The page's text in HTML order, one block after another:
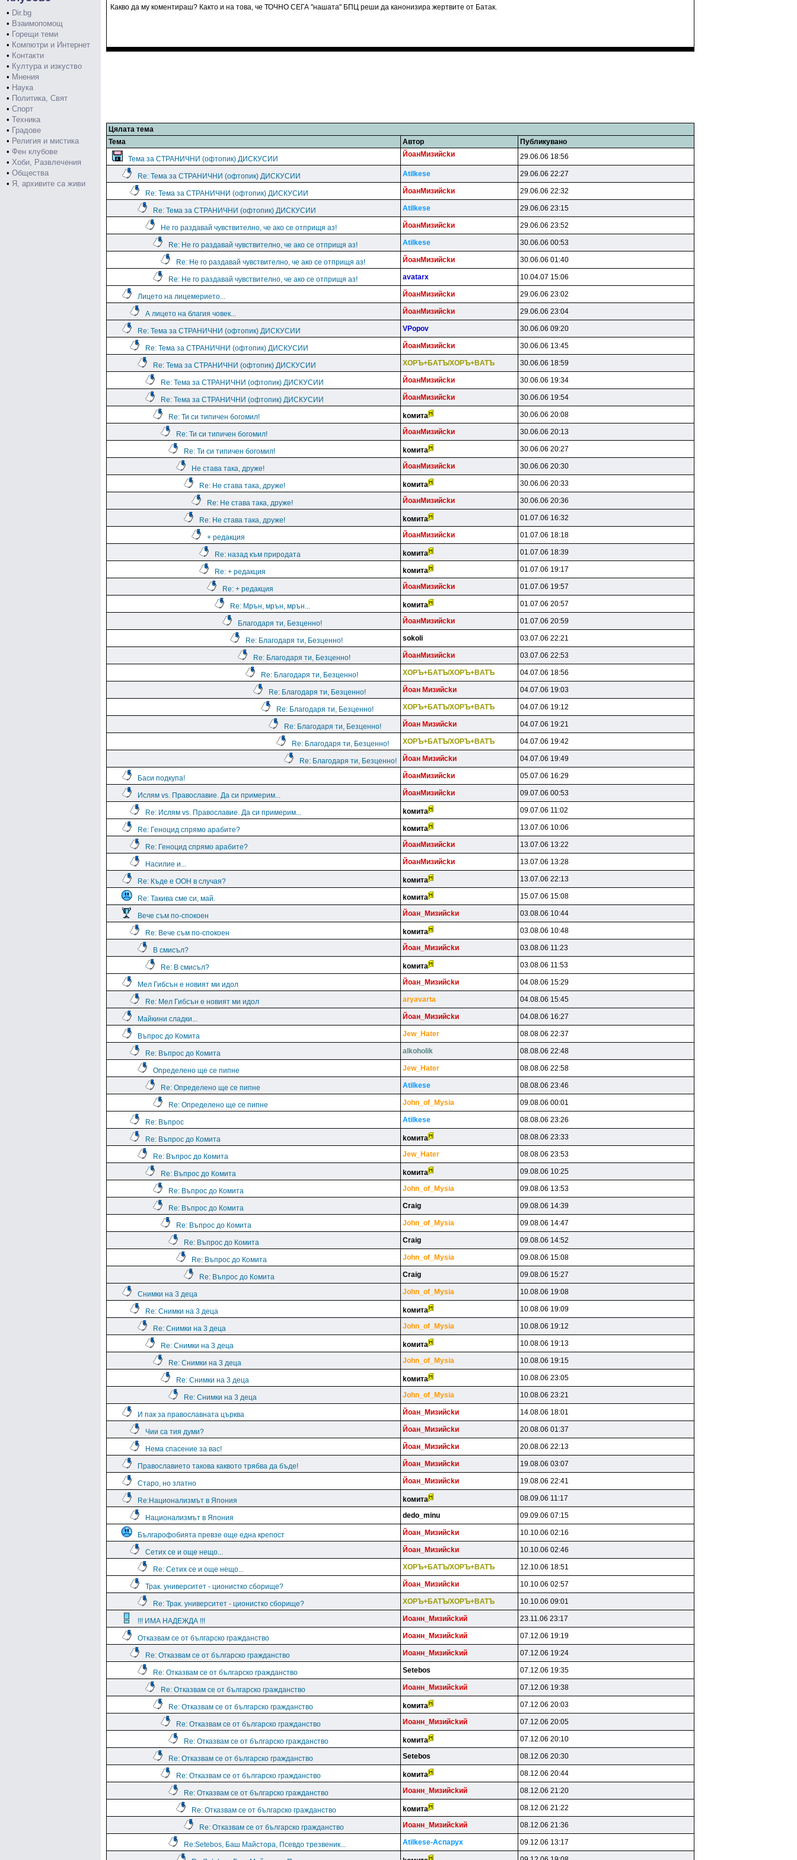
• Dir.bg
• Взаимопомощ
• Горещи теми
• Компютри и Интернет
• Контакти
• Култура и изкуство
• Мнения
• Наука
• Политика, Свят
• Спорт
• Техника
• Градове
• Религия и мистика
• Фен клубове
• Хоби, Развлечения
• Общества
• Я, архивите са живи
Какво да му коментираш? Както и на това, че ТОЧНО СЕГА "нашата" БПЦ реши да канонизира жертвите от Батак.
Цялата тема
Тема
Автор Публикувано
Тема за СТРАНИЧНИ (офтопик) ДИСКУСИИ
ЙoaнMизийckи 29.06.06 18:56
Re: Тема за СТРАНИЧНИ (офтопик) ДИСКУСИИ Atilkese 29.06.06 22:27
Re: Тема за СТРАНИЧНИ (офтопик) ДИСКУСИИ ЙoaнMизийckи 29.06.06 22:32
Re: Тема за СТРАНИЧНИ (офтопик) ДИСКУСИИ Atilkese 29.06.06 23:15
Не го раздавай чувствително, че ако се отприщя аз! ЙoaнMизийckи 29.06.06 23:52
Re: Не го раздавай чувствително, че ако се отприщя аз! Atilkese 30.06.06 00:53
Re: Не го раздавай чувствително, че ако се отприщя аз! ЙoaнMизийckи 30.06.06 01:40
Re: Не го раздавай чувствително, че ако се отприщя аз! avatarx 10.04.07 15:06
Лицето на лицемерието... ЙoaнMизийckи 29.06.06 23:02
А лицето на благия човек... ЙoaнMизийckи 29.06.06 23:04
Re: Тема за СТРАНИЧНИ (офтопик) ДИСКУСИИ VPopov 30.06.06 09:20
Re: Тема за СТРАНИЧНИ (офтопик) ДИСКУСИИ ЙoaнMизийckи 30.06.06 13:45
Re: Тема за СТРАНИЧНИ (офтопик) ДИСКУСИИ XOPЪ+БATЪ/XOPЪ+BATЪ 30.06.06 18:59
Re: Тема за СТРАНИЧНИ (офтопик) ДИСКУСИИ ЙoaнMизийckи 30.06.06 19:34
Re: Тема за СТРАНИЧНИ (офтопик) ДИСКУСИИ ЙoaнMизийckи 30.06.06 19:54
Re: Ти си типичен богомил! koмитa 30.06.06 20:08
Re: Ти си типичен богомил! ЙoaнMизийckи 30.06.06 20:13
Re: Ти си типичен богомил! koмитa 30.06.06 20:27
Не става така, друже! ЙoaнMизийckи 30.06.06 20:30
Re: Не става така, друже! koмитa 30.06.06 20:33
Re: Не става така, друже! ЙoaнMизийckи 30.06.06 20:36
Re: Не става така, друже! koмитa 01.07.06 16:32
+ редакция ЙoaнMизийckи 01.07.06 18:18
Re: назад към природата koмитa 01.07.06 18:39
Re: + редакция koмитa 01.07.06 19:17
Re: + редакция ЙoaнMизийckи 01.07.06 19:57
Re: Мрън, мрън, мрън... koмитa 01.07.06 20:57
Благодаря ти, Безценно! ЙoaнMизийckи 01.07.06 20:59
Re: Благодаря ти, Безценно! sokoli 03.07.06 22:21
Re: Благодаря ти, Безценно! ЙoaнMизийckи 03.07.06 22:53
Re: Благодаря ти, Безценно! XOPЪ+БATЪ/XOPЪ+BATЪ 04.07.06 18:56
Re: Благодаря ти, Безценно! Йoaн Mизийckи 04.07.06 19:03
Re: Благодаря ти, Безценно! XOPЪ+БATЪ/XOPЪ+BATЪ 04.07.06 19:12
Re: Благодаря ти, Безценно! Йoaн Mизийckи 04.07.06 19:21
Re: Благодаря ти, Безценно! XOPЪ+БATЪ/XOPЪ+BATЪ 04.07.06 19:42
Re: Благодаря ти, Безценно! Йoaн Mизийckи 04.07.06 19:49
Баси подкупа! ЙoaнMизийckи 05.07.06 16:29
Ислям vs. Православие. Да си примерим... ЙoaнMизийckи 09.07.06 00:53
Re: Ислям vs. Православие. Да си примерим... koмитa 09.07.06 11:02
Re: Геноцид спрямо арабите? koмитa 13.07.06 10:06
Re: Геноцид спрямо арабите? ЙoaнMизийckи 13.07.06 13:22
Насилие и... ЙoaнMизийckи 13.07.06 13:28
Re: Къде е ООН в случая? koмитa 13.07.06 22:13
Re: Такива сме си, май. koмитa 15.07.06 15:08
Вече съм по-спокоен Йoaн_Mизийckи 03.08.06 10:44
Re: Вече съм по-спокоен koмитa 03.08.06 10:48
В смисъл? Йoaн_Mизийckи 03.08.06 11:23
Re: В смисъл? koмитa 03.08.06 11:53
Мел Гибсън е новият ми идол Йoaн_Mизийckи 04.08.06 15:29
Re: Мел Гибсън е новият ми идол aryavarta 04.08.06 15:45
Майкини сладки... Йoaн_Mизийckи 04.08.06 16:27
Въпрос до Комита Jew_Hater 08.08.06 22:37
Re: Въпрос до Комита alkoholik 08.08.06 22:48
Определено ще се пипне Jew_Hater 08.08.06 22:58
Re: Определено ще се пипне Atilkese 08.08.06 23:46
Re: Определено ще се пипне John_of_Mysia 09.08.06 00:01
Re: Въпрос Atilkese 08.08.06 23:26
Re: Въпрос до Комита koмитa 08.08.06 23:33
Re: Въпрос до Комита Jew_Hater 08.08.06 23:53
Re: Въпрос до Комита koмитa 09.08.06 10:25
Re: Въпрос до Комита John_of_Mysia 09.08.06 13:53
Re: Въпрос до Комита Craig 09.08.06 14:39
Re: Въпрос до Комита John_of_Mysia 09.08.06 14:47
Re: Въпрос до Комита Craig 09.08.06 14:52
Re: Въпрос до Комита John_of_Mysia 09.08.06 15:08
Re: Въпрос до Комита Craig 09.08.06 15:27
Снимки на 3 деца John_of_Mysia 10.08.06 19:08
Re: Снимки на 3 деца koмитa 10.08.06 19:09
Re: Снимки на 3 деца John_of_Mysia 10.08.06 19:12
Re: Снимки на 3 деца koмитa 10.08.06 19:13
Re: Снимки на 3 деца John_of_Mysia 10.08.06 19:15
Re: Снимки на 3 деца koмитa 10.08.06 23:05
Re: Снимки на 3 деца John_of_Mysia 10.08.06 23:21
И пак за православната църква Йoaн_Mизийckи 14.08.06 18:01
Чии са тия думи? Йoaн_Mизийckи 20.08.06 01:37
Нема спасение за вас! Йoaн_Mизийckи 20.08.06 22:13
Православието такова каквото трябва да бъде! Йoaн_Mизийckи 19.08.06 03:07
Старо, но златно Йoaн_Mизийckи 19.08.06 22:41
Re:Национализмът в Япония koмитa 08.09.06 11:17
Национализмът в Япония dedo_minu 09.09.06 07:15
Българофобията превзе още една крепост Йoaн_Mизийckи 10.10.06 02:16
Сетих се и още нещо... Йoaн_Mизийckи 10.10.06 02:46
Re: Сетих се и още нещо... XOPЪ+БATЪ/XOPЪ+BATЪ 12.10.06 18:51
Трак. университет - ционистко сборище? Йoaн_Mизийckи 10.10.06 02:57
Re: Трак. университет - ционистко сборище? XOPЪ+БATЪ/XOPЪ+BATЪ 10.10.06 09:01
!!! ИМА НАДЕЖДА !!! Иoaнн_Mизийckий 23.11.06 23:17
Отказвам се от българско гражданство Иoaнн_Mизийckий 07.12.06 19:19
Re: Отказвам се от българско гражданство Иoaнн_Mизийckий 07.12.06 19:24
Re: Отказвам се от българско гражданство Setebos 07.12.06 19:35
Re: Отказвам се от българско гражданство Иoaнн_Mизийckий 07.12.06 19:38
Re: Отказвам се от българско гражданство koмитa 07.12.06 20:03
Re: Отказвам се от българско гражданство Иoaнн_Mизийckий 07.12.06 20:05
Re: Отказвам се от българско гражданство koмитa 07.12.06 20:10
Re: Отказвам се от българско гражданство Setebos 08.12.06 20:30
Re: Отказвам се от българско гражданство koмитa 08.12.06 20:44
Re: Отказвам се от българско гражданство Иoaнн_Mизийckий 08.12.06 21:20
Re: Отказвам се от българско гражданство koмитa 08.12.06 21:22
Re: Отказвам се от българско гражданство Иoaнн_Mизийckий 08.12.06 21:36
Re:Setebos, Баш Майстора, Псевдо трезвеник... Atilkese-Acпapyx 09.12.06 13:17